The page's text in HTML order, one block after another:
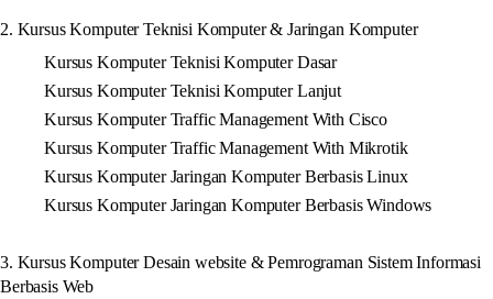
2. Kursus Komputer Teknisi Komputer & Jaringan Komputer
Kursus Komputer Teknisi Komputer Dasar
Kursus Komputer Teknisi Komputer Lanjut
Kursus Komputer Traffic Management With Cisco
Kursus Komputer Traffic Management With Mikrotik
Kursus Komputer Jaringan Komputer Berbasis Linux
Kursus Komputer Jaringan Komputer Berbasis Windows
3. Kursus Komputer Desain website & Pemrograman Sistem Informasi
Berbasis Web